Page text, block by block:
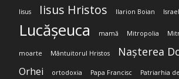
Iisus Iisus Hristos Ilarion Boian Israel
Lucășeuca mamă Mitropolia
moarte Mântuitorul Hristos Nașterea
Orhei ortodoxia Papa Francisc Patriarhia